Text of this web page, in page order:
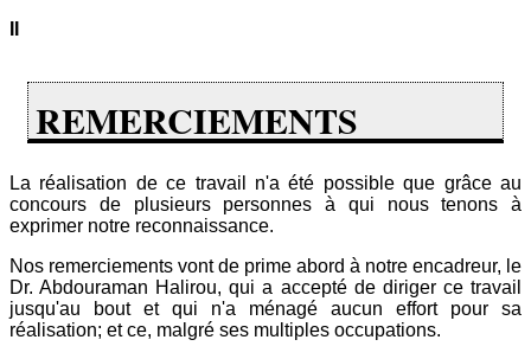
REMERCIEMENTS
La réalisation de ce travail n'a été possible que grâce au
concours de plusieurs personnes à qui nous tenons à
exprimer notre reconnaissance.
Nos remerciements vont de prime abord à notre encadreur, le
Dr. Abdouraman Halirou, qui a accepté de diriger ce travail
jusqu'au bout et qui n'a ménagé aucun effort pour sa
réalisation; et ce, malgré ses multiples occupations.